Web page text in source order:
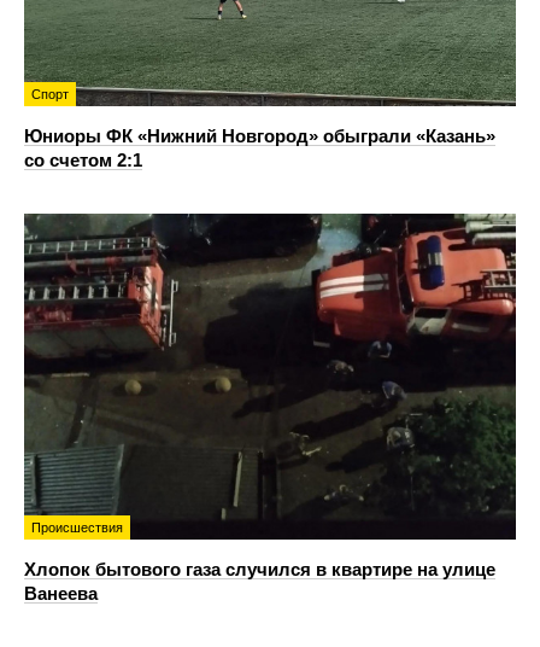
Спорт
Юниоры ФК «Нижний Новгород» обыграли «Казань»
со счетом 2:1
Происшествия
Хлопок бытового газа случился в квартире на улице
Ванеева